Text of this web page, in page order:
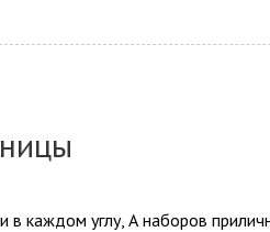
каждом углу, А наборов